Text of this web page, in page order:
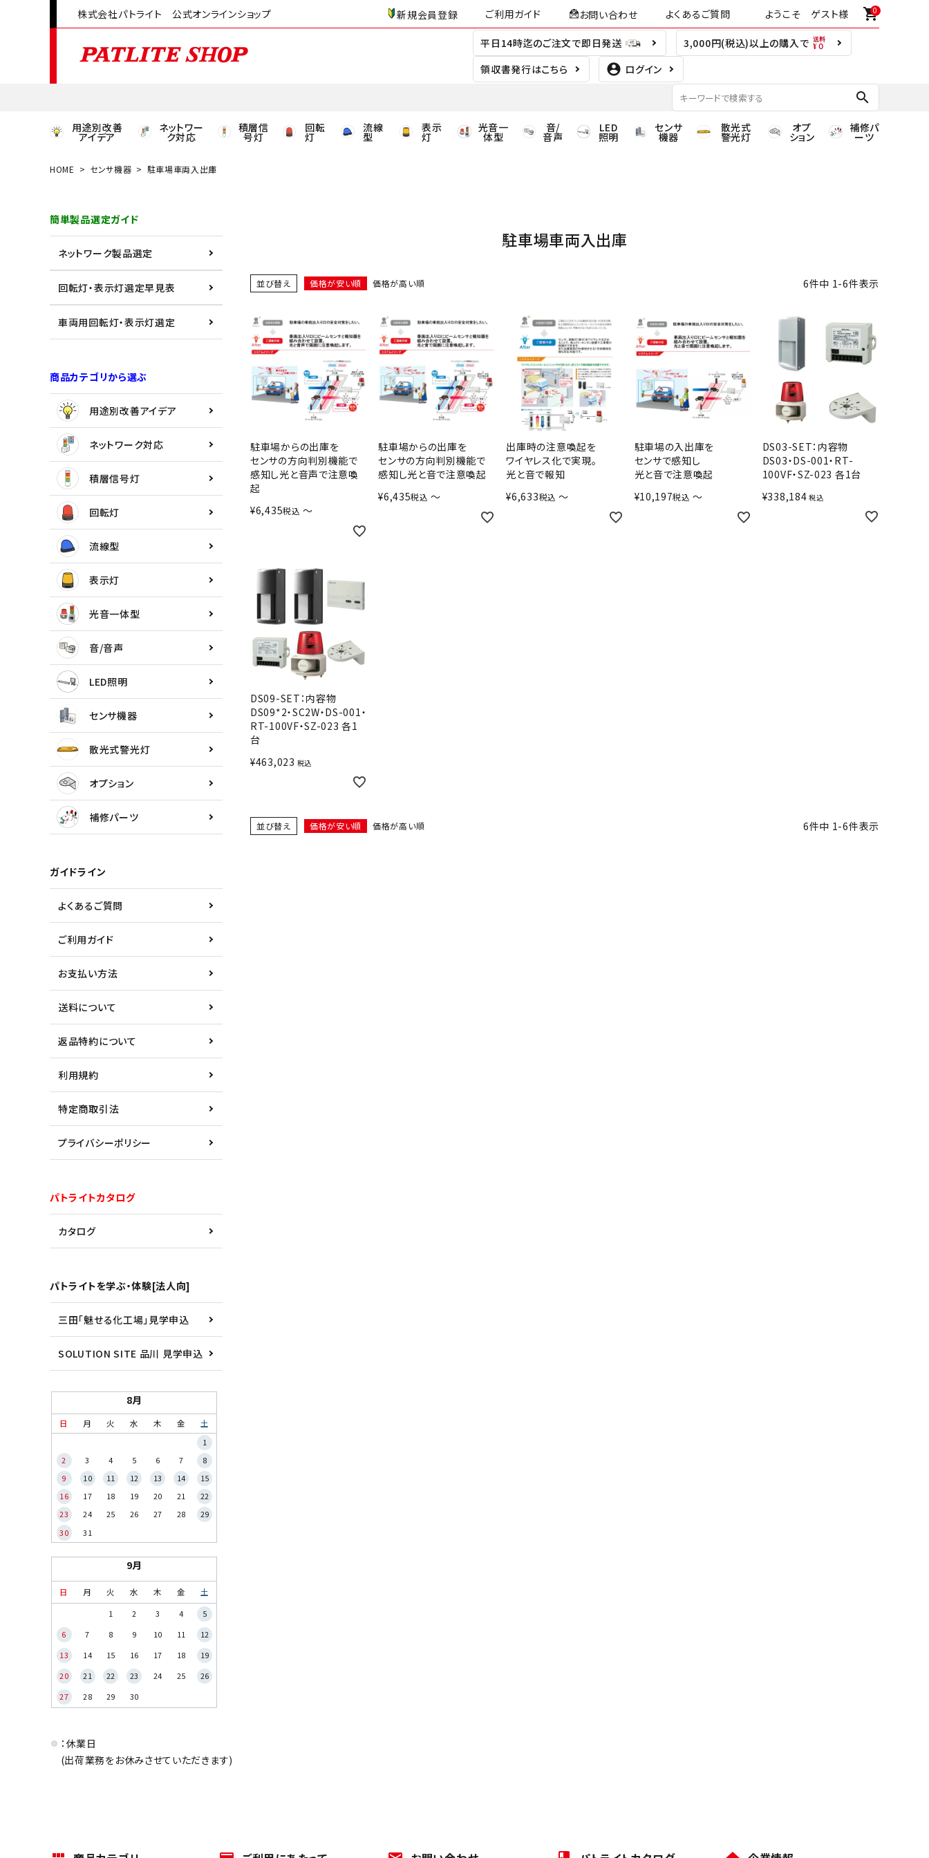
株式会社パトライト 公式オンラインショップ 新規会員登録 ご利用ガイド お問い合わせ よくあるご質問 ようこそ ゲスト様 0
shopping_cart
平日14時迄のご注文で即日発送
3,000円(税込)以上の購入で
領収書発行はこちら
ログイン
search
用途別改善
アイデア
ネットワー
ク対応
積層信
号灯
回転
灯
流線
型
表示
灯
光音一
体型
音/
音声
LED
照明
センサ
機器
散光式
警光灯
オプ
ション
補修パ
ーツ
ACCOUNT MENU
person
用途別改善アイデア
積層信号灯
回転灯
流線型
表示灯
光音一体型
音/音声
LED照明
センサ機器
散光式警光灯
オプション
補修パーツ
製品選定の仕方
ガイドライン
HOME センサ機器 駐車場車両入出庫
簡単製品選定ガイド
ネットワーク製品選定
回転灯・表示灯選定早見表
車両用回転灯・表示灯選定
商品カテゴリから選ぶ
用途別改善アイデア
ネットワーク対応
積層信号灯
回転灯
流線型
表示灯
光音一体型
音/音声
LED照明
センサ機器
散光式警光灯
オプション
補修パーツ
ガイドライン
よくあるご質問
ご利用ガイド
お支払い方法
送料について
返品特約について
利用規約
特定商取引法
プライバシーポリシー
パトライトカタログ
カタログ
パトライトを学ぶ・体験[法人向]
三田「魅せる化工場」見学申込
SOLUTION SITE 品川 見学申込
8月
日 月 火 水 木 金 土
1
2
3 4 5 6 7
8
9
10 11 12 13 14
15
16
17 18 19 20 21
22
23
24 25 26 27 28
29
30
31
9月
日 月 火 水 木 金 土
1 2 3 4
5
6
7 8 9 10 11
12
13
14 15 16 17 18
19
20
21 22 23 24 25
26
27
28 29 30
：休業日
(出荷業務をお休みさせていただきます)
駐車場車両入出庫
並び替え 価格が安い順 価格が高い順 6件中 1-6件表示
駐車場からの出庫を
センサの方向判別機能で
感知し光と音声で注意喚
起
¥6,435税込 〜
駐車場からの出庫を
センサの方向判別機能で
感知し光と音で注意喚起
¥6,435税込 〜
出庫時の注意喚起を
ワイヤレス化で実現。
光と音で報知
¥6,633税込 〜
駐車場の入出庫を
センサで感知し
光と音で注意喚起
¥10,197税込 〜
DS03-SET：内容物
DS03・DS-001・RT-
100VF・SZ-023 各1台
¥338,184 税込
DS09-SET：内容物
DS09*2・SC2W・DS-001・
RT-100VF・SZ-023 各1
台
¥463,023 税込
並び替え 価格が安い順 価格が高い順 6件中 1-6件表示